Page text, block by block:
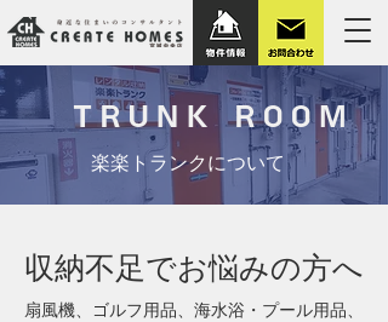
TRUNK ROOM
楽楽トランクについて
収納不足でお悩みの方へ
扇風機、ゴルフ用品、海水浴・プール用品、